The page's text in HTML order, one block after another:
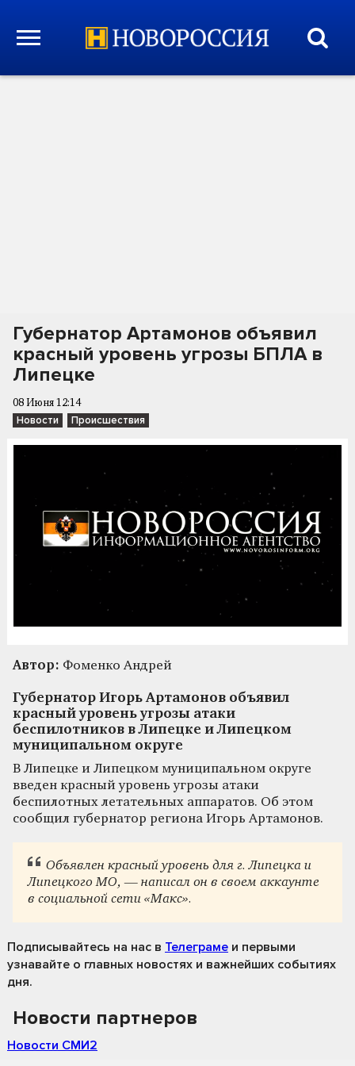
Губернатор Артамонов объявил
красный уровень угрозы БПЛА в
Липецке
08 Июня 12:14
Новости Происшествия
Автор: Фоменко Андрей
Губернатор Игорь Артамонов объявил
красный уровень угрозы атаки
беспилотников в Липецке и Липецком
муниципальном округе
В Липецке и Липецком муниципальном округе
введен красный уровень угрозы атаки
беспилотных летательных аппаратов. Об этом
сообщил губернатор региона Игорь Артамонов.
Объявлен красный уровень для г. Липецка и
Липецкого МО, — написал он в своем аккаунте
в социальной сети «Макс».
Подписывайтесь на нас в Телеграме и первыми
узнавайте о главных новостях и важнейших событиях
дня.
Новости партнеров
Новости СМИ2